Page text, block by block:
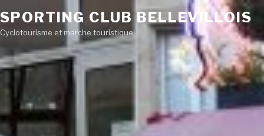
SPORTING CLUB BELLEVILLOIS
Cyclotourisme et marche touristique